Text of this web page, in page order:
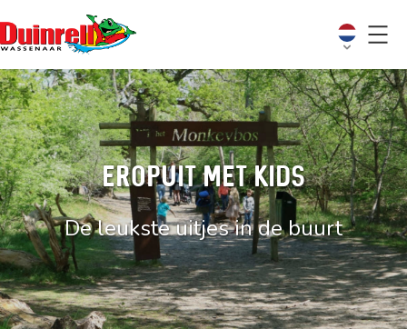
Eropuit met kids
De leukste uitjes in de buurt